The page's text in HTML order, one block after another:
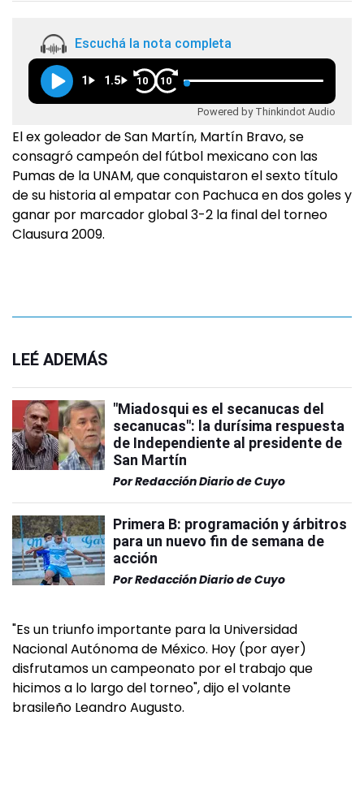
Escuchá la nota completa
1 1.5 10 10
Powered by Thinkindot Audio
El ex goleador de San Martín, Martín Bravo, se
consagró campeón del fútbol mexicano con las
Pumas de la UNAM, que conquistaron el sexto título
de su historia al empatar con Pachuca en dos goles y
ganar por marcador global 3-2 la final del torneo
Clausura 2009.
LEÉ ADEMÁS
"Miadosqui es el secanucas del
secanucas": la durísima respuesta
de Independiente al presidente de
San Martín
PorRedacción Diario de Cuyo
Primera B: programación y árbitros
para un nuevo fin de semana de
acción
PorRedacción Diario de Cuyo
"Es un triunfo importante para la Universidad
Nacional Autónoma de México. Hoy (por ayer)
disfrutamos un campeonato por el trabajo que
hicimos a lo largo del torneo", dijo el volante
brasileño Leandro Augusto.